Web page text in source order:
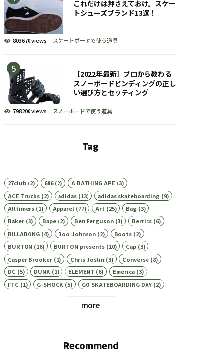
これだけは押さえておけ。スケー
トシューズブランド13選！
803670 views スケートボードで使う道具
【2022年最新】プロから教わる
スノーボードビンディングの正し
い選び方とセッティング
798200 views スノーボードで使う道具
Tag
27club(2) 686(2) A BATHING APE(3)
ACE Trucks(2) adidas(13) adidas skateboarding (9)
Alltimers(1) Apparel (77) Art (25) Bag (3)
Baker(3) Bape(2) Ben Ferguson(3) Berrics(6)
BILLABONG(4) Boo Johnson(2) Boots(2)
BURTON (16) BURTON presents(10) Cap(3)
Casper Brooker(1) Chris Joslin(3) Converse(8)
DC (5) DUNK(1) ELEMENT (6) Emerica(3)
FTC (1) G-SHOCK (5) GO SKATEBOARDING DAY(2)
more
Recommend